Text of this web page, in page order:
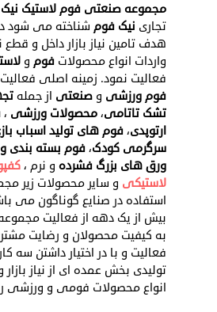
مجموعه صنعتی فوم لاستیک نیک
تجاری نیک فوم
هدف تامین نیاز بازار داخل و قطع
واردات انواع محصولات فوم و
فعالیت نمود. زمینه اصلی
فوم ورزشی و صنعتی از جمله
تشک تاتامی،محصولات ورزشی ،
ارتوپدی،فوم های تولید اسباب
سرگرمی کودک،فوم بسته بندی
ورق های بزرگ فشرده و نرم ،
لاستیکی و سایر محصولات زیر
استفاده در صنایع گوناگون می
بیش از یک دهه از فعالیت
به کیفیت محصولان و رضایت
فعالیت و با در اختیار داشتن سه
تولیدی بخش عمده ای از نیاز
انواع محصولات فومی و ورزشی